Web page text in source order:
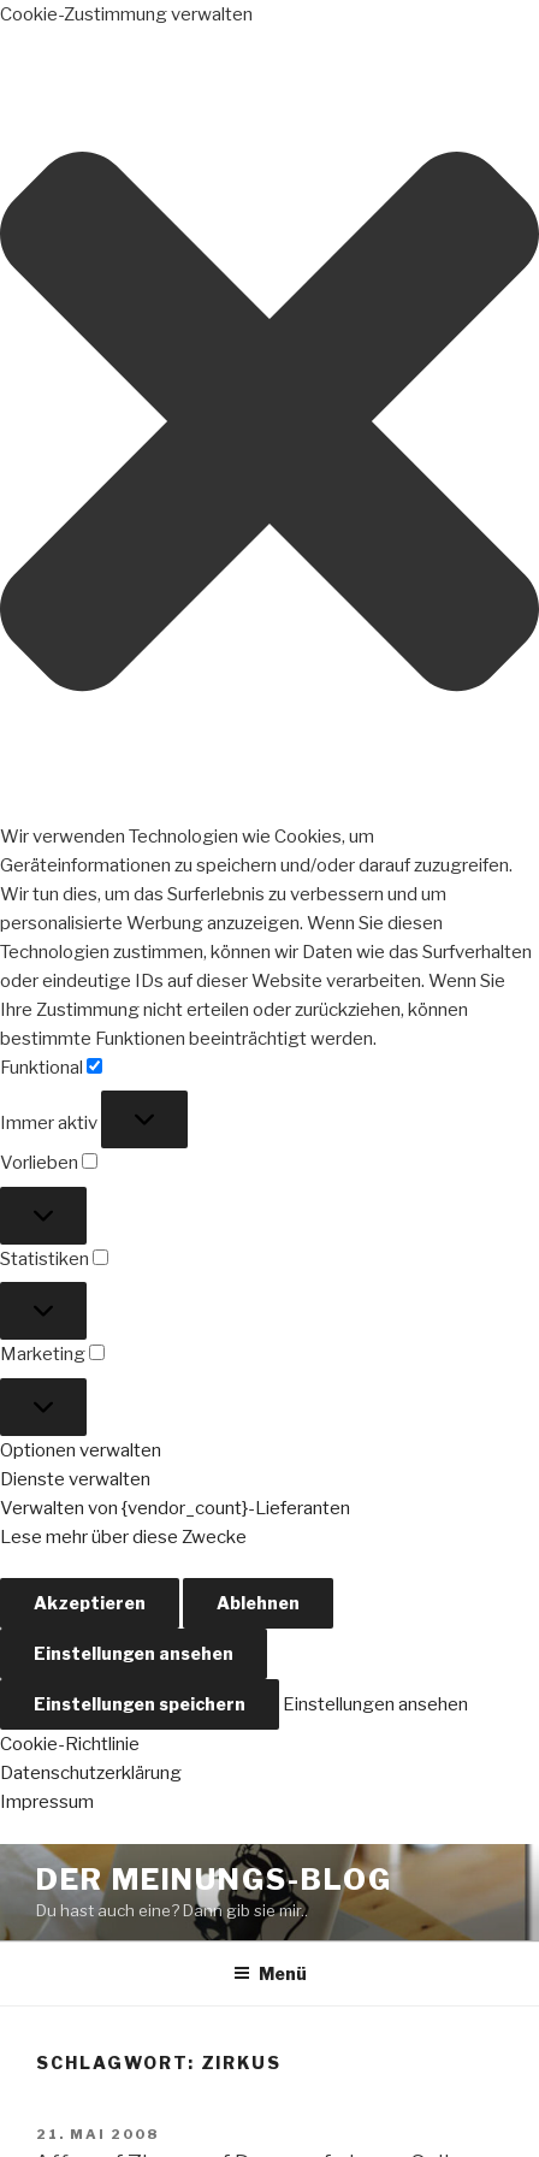
Cookie-Zustimmung verwalten
Wir verwenden Technologien wie Cookies, um
Geräteinformationen zu speichern und/oder darauf zuzugreifen.
Wir tun dies, um das Surferlebnis zu verbessern und um
personalisierte Werbung anzuzeigen. Wenn Sie diesen
Technologien zustimmen, können wir Daten wie das Surfverhalten
oder eindeutige IDs auf dieser Website verarbeiten. Wenn Sie
Ihre Zustimmung nicht erteilen oder zurückziehen, können
bestimmte Funktionen beeinträchtigt werden.
Funktional
Immer aktiv
Vorlieben
Statistiken
Marketing
Optionen verwalten
Dienste verwalten
Verwalten von {vendor_count}-Lieferanten
Lese mehr über diese Zwecke
Akzeptieren Ablehnen
Einstellungen ansehen
Einstellungen speichern
Einstellungen ansehen
Cookie-Richtlinie
Datenschutzerklärung
Impressum
Zum
Inhalt
springen
DER MEINUNGS-BLOG
Du hast auch eine? Dann gib sie mir..
Menü
SCHLAGWORT: ZIRKUS
VERÖFFENTLICHT
21. MAI 2008